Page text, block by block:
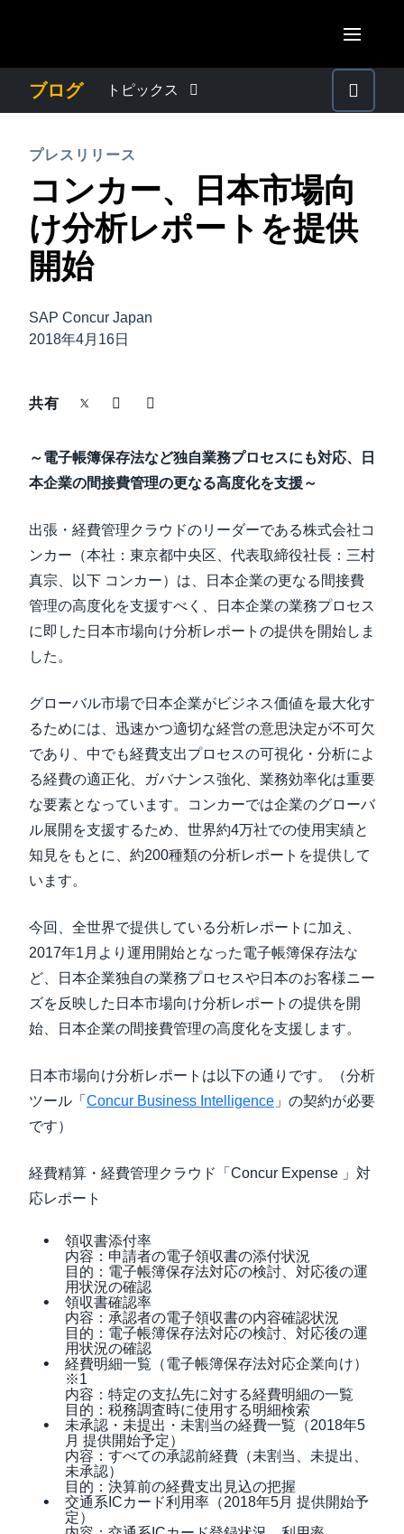
AMERICAS
Canada (Français)
México (Español)
United Kingdom (English)
France (Français)
Belgium (English)
Norway (English)
ASIA PACIFIC
Australia (English)
ブログ トピックス
プレスリリース
電子帳簿保存法・インボイス制度
中堅・中小企業
製品情報
導入事例
サステナビリティ
働きかた改革
プレスリリース
コンカー、日本市場向
け分析レポートを提供
開始
SAP Concur Japan
2018年4月16日
共有
～電子帳簿保存法など独自業務プロセスにも対応、日
本企業の間接費管理の更なる高度化を支援～
出張・経費管理クラウドのリーダーである株式会社コ
ンカー（本社：東京都中央区、代表取締役社長：三村
真宗、以下 コンカー）は、日本企業の更なる間接費
管理の高度化を支援すべく、日本企業の業務プロセス
に即した日本市場向け分析レポートの提供を開始しま
した。
グローバル市場で日本企業がビジネス価値を最大化す
るためには、迅速かつ適切な経営の意思決定が不可欠
であり、中でも経費支出プロセスの可視化・分析によ
る経費の適正化、ガバナンス強化、業務効率化は重要
な要素となっています。コンカーでは企業のグローバ
ル展開を支援するため、世界約4万社での使用実績と
知見をもとに、約200種類の分析レポートを提供して
います。
今回、全世界で提供している分析レポートに加え、
2017年1月より運用開始となった電子帳簿保存法な
ど、日本企業独自の業務プロセスや日本のお客様ニー
ズを反映した日本市場向け分析レポートの提供を開
始、日本企業の間接費管理の高度化を支援します。
日本市場向け分析レポートは以下の通りです。（分析
ツール「 Concur Business Intelligence 」の契約が必要
です）
経費精算・経費管理クラウド「Concur Expense 」対
応レポート
領収書添付率
内容：申請者の電子領収書の添付状況
目的：電子帳簿保存法対応の検討、対応後の運
用状況の確認
領収書確認率
内容：承認者の電子領収書の内容確認状況
目的：電子帳簿保存法対応の検討、対応後の運
用状況の確認
経費明細一覧（電子帳簿保存法対応企業向け）
※1
内容：特定の支払先に対する経費明細の一覧
目的：税務調査時に使用する明細検索
未承認・未提出・未割当の経費一覧（2018年5
月 提供開始予定）
内容：すべての承認前経費（未割当、未提出、
未承認）
目的：決算前の経費支出見込の把握
交通系ICカード利用率（2018年5月 提供開始予
定）